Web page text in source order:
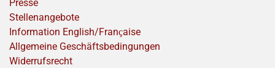
Presse
Stellenangebote
Information English/Franҫaise
Allgemeine Geschäftsbedingungen
Widerrufsrecht